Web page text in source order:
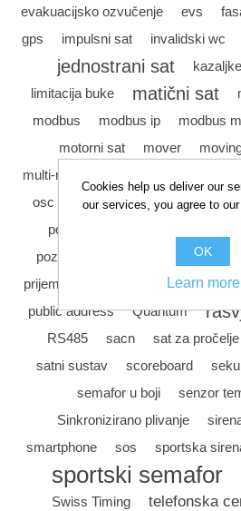
evakuacijsko ozvučenje
evs
gps
impulsni sat invalidski wc
jednostrani sat kazaljke
limitacija buke
matični sat
modbus
modbus ip modbus
motorni sat
mover
multi-room
osc
ozvučenje plc
poe
pozivni uređaj
pozivni uređaj za
prijemnik točnog vremena
public address
Quantum
RS485 sacn sat za pročelje
satni sustav
scoreboard
semafor u boji
senzor
Sinkronizirano plivanje
smartphone
sos sportska
sportski semafor
Swiss Timing
telefonska
Cookies help us deliver our
our services, you agree to
OK
Learn more